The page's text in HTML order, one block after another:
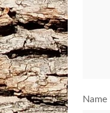
Name